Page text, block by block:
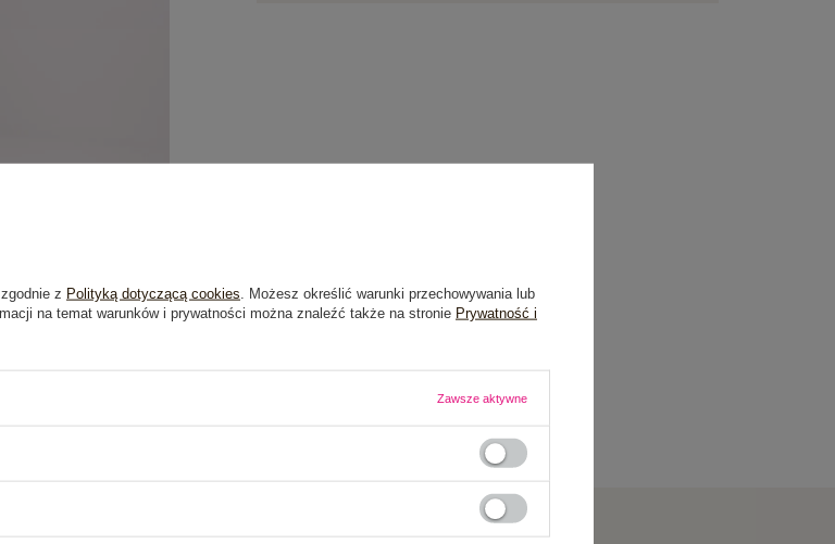
z Polityką dotyczącą cookies . Możesz określić warunki przechowywania lub
na temat warunków i prywatności można znaleźć także na stronie Prywatność i
Zawsze aktywne